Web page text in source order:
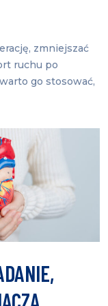
zmniejszać
ruchu po
go stosować,